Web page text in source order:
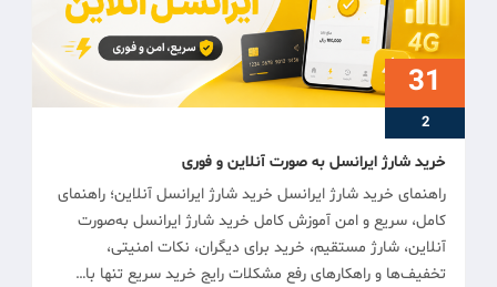
31
2
خرید شارژ ایرانسل به صورت آنلاین و فوری
راهنمای خرید شارژ ایرانسل خرید شارژ ایرانسل آنلاین؛ راهنمای
کامل، سریع و امن آموزش کامل خرید شارژ ایرانسل به‌صورت
آنلاین، شارژ مستقیم، خرید برای دیگران، نکات امنیتی،
تخفیف‌ها و راهکارهای رفع مشکلات رایج خرید سریع تنها با…